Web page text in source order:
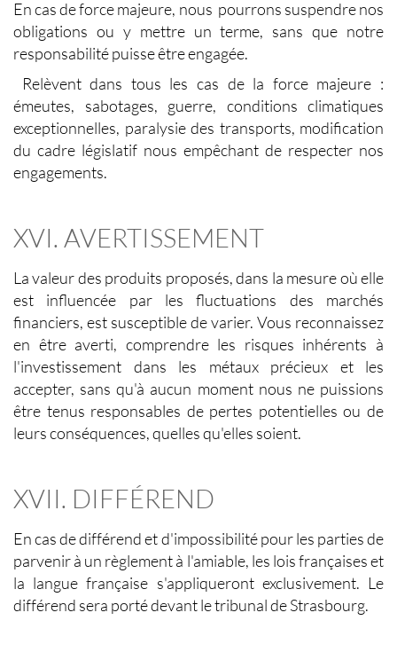
En cas de force majeure, nous pourrons suspendre nos
obligations ou y mettre un terme, sans que notre
responsabilité puisse être engagée.
Relèvent dans tous les cas de la force majeure :
émeutes, sabotages, guerre, conditions climatiques
exceptionnelles, paralysie des transports, modification
du cadre législatif nous empêchant de respecter nos
engagements.
XVI. AVERTISSEMENT
La valeur des produits proposés, dans la mesure où elle
est influencée par les fluctuations des marchés
financiers, est susceptible de varier. Vous reconnaissez
en être averti, comprendre les risques inhérents à
l'investissement dans les métaux précieux et les
accepter, sans qu'à aucun moment nous ne puissions
être tenus responsables de pertes potentielles ou de
leurs conséquences, quelles qu'elles soient.
XVII. DIFFÉREND
En cas de différend et d'impossibilité pour les parties de
parvenir à un règlement à l'amiable, les lois françaises et
la langue française s'appliqueront exclusivement. Le
différend sera porté devant le tribunal de Strasbourg.